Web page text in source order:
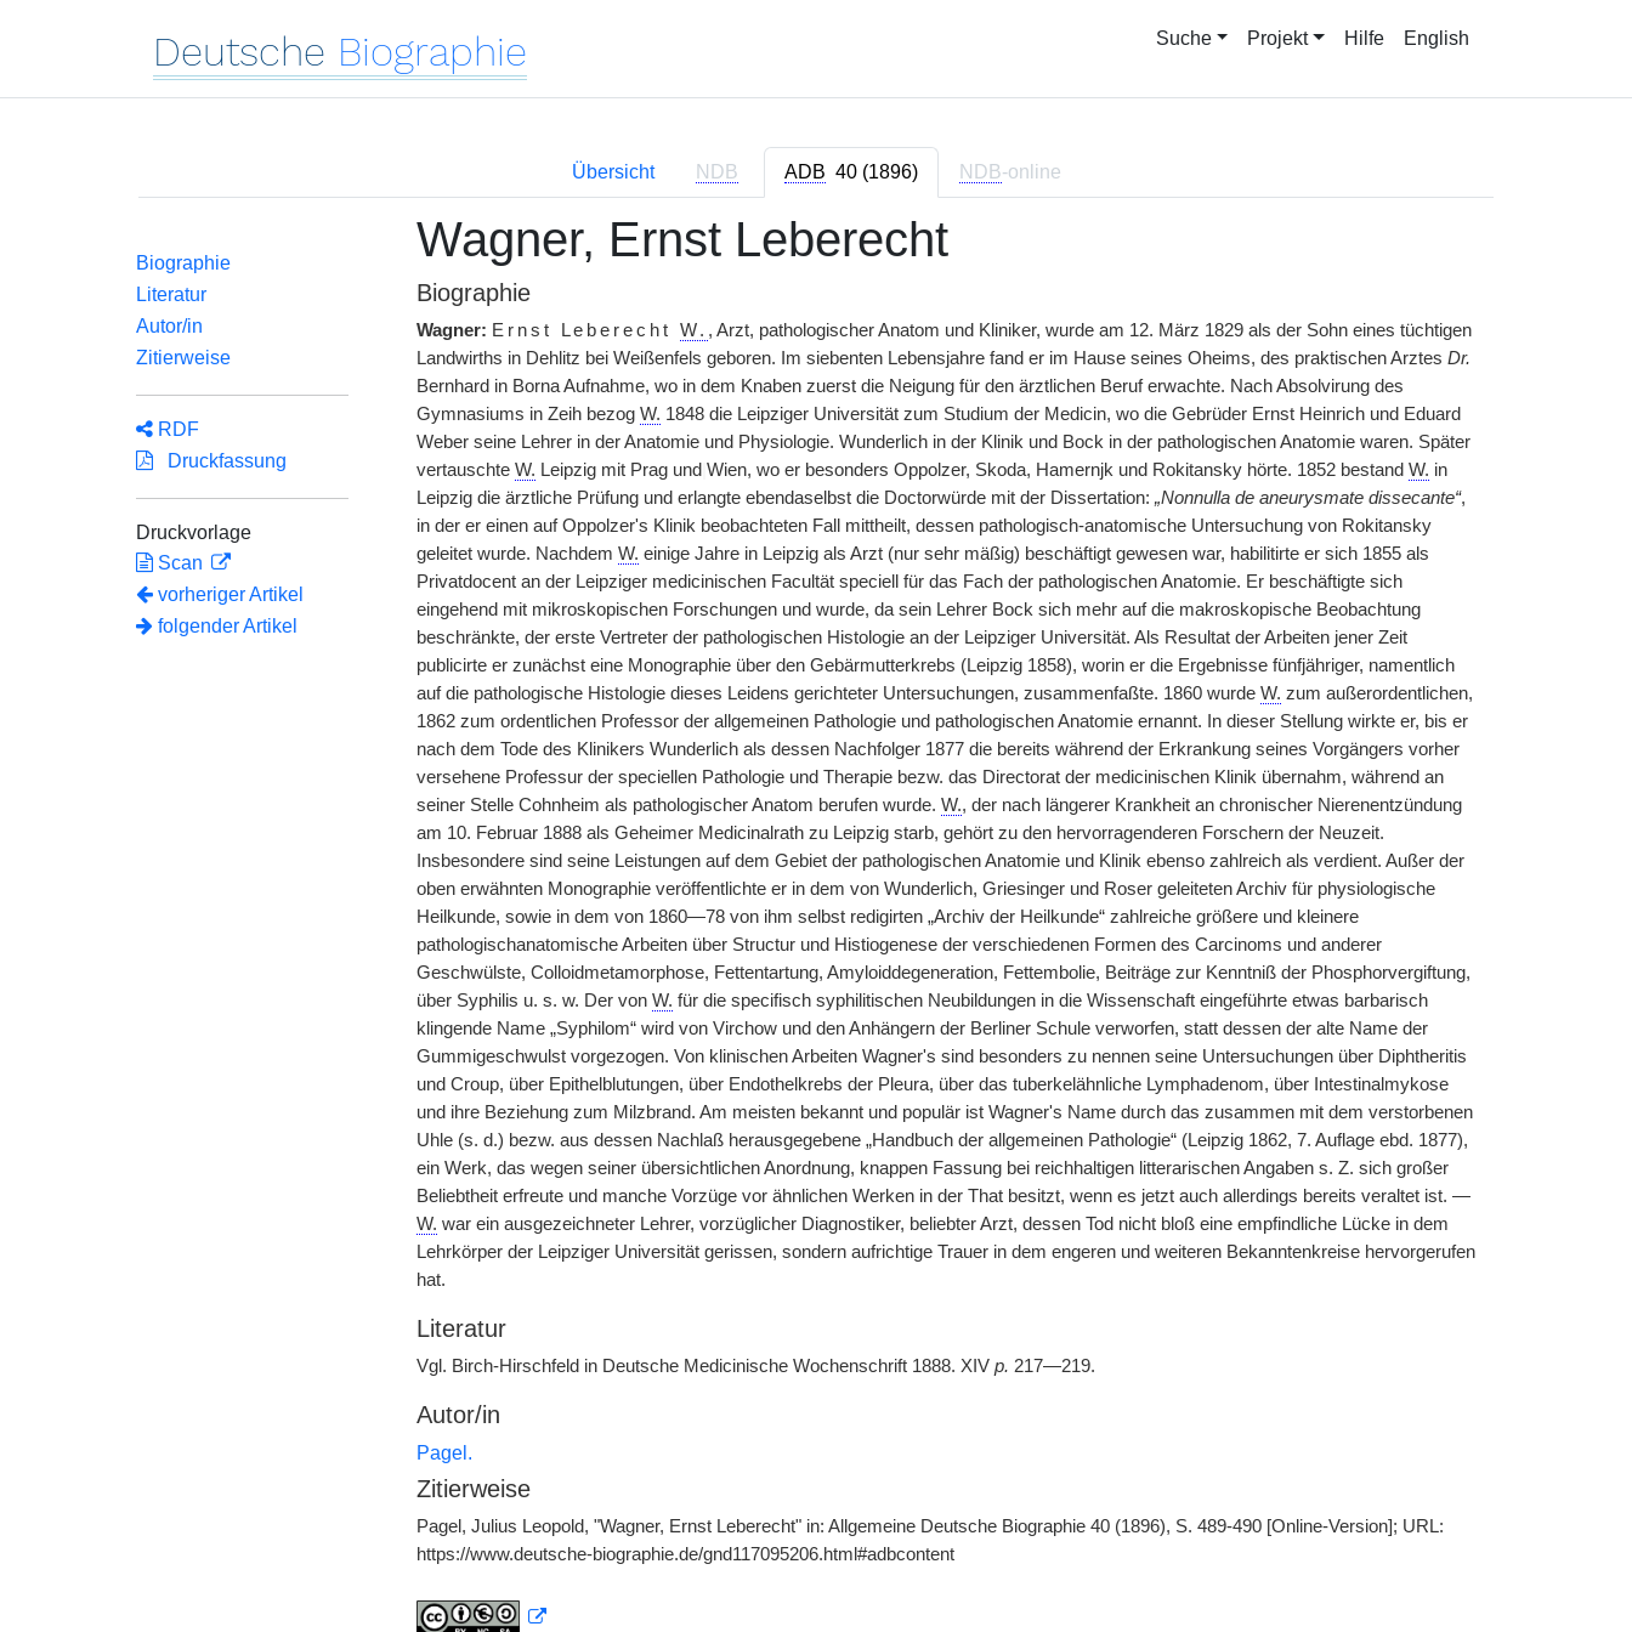
Deutsche Biographie Suche Projekt Hilfe English
Übersicht NDB ADB 40 (1896) NDB-online
Biographie
Literatur
Autor/in
Zitierweise
RDF
Druckfassung
Druckvorlage
Scan
vorheriger Artikel
folgender Artikel
Wagner, Ernst Leberecht
Biographie
Wagner: Ernst LeberechtW. , Arzt, pathologischer Anatom und Kliniker, wurde am 12. März 1829 als der Sohn eines tüchtigen
Landwirths in Dehlitz bei Weißenfels geboren. Im siebenten Lebensjahre fand er im Hause seines Oheims, des praktischen Arztes Dr.
Bernhard in Borna Aufnahme, wo in dem Knaben zuerst die Neigung für den ärztlichen Beruf erwachte. Nach Absolvirung des
Gymnasiums in Zeih bezog W. 1848 die Leipziger Universität zum Studium der Medicin, wo die Gebrüder Ernst Heinrich und Eduard
Weber seine Lehrer in der Anatomie und Physiologie. Wunderlich in der Klinik und Bock in der pathologischen Anatomie waren. Später
vertauschte W. Leipzig mit Prag und Wien, wo er besonders Oppolzer, Skoda, Hamernjk und Rokitansky hörte. 1852 bestand W. in
Leipzig die ärztliche Prüfung und erlangte ebendaselbst die Doctorwürde mit der Dissertation: „Nonnulla de aneurysmate dissecante“,
in der er einen auf Oppolzer's Klinik beobachteten Fall mittheilt, dessen pathologisch-anatomische Untersuchung von Rokitansky
geleitet wurde. Nachdem W. einige Jahre in Leipzig als Arzt (nur sehr mäßig) beschäftigt gewesen war, habilitirte er sich 1855 als
Privatdocent an der Leipziger medicinischen Facultät speciell für das Fach der pathologischen Anatomie. Er beschäftigte sich
eingehend mit mikroskopischen Forschungen und wurde, da sein Lehrer Bock sich mehr auf die makroskopische Beobachtung
beschränkte, der erste Vertreter der pathologischen Histologie an der Leipziger Universität. Als Resultat der Arbeiten jener Zeit
publicirte er zunächst eine Monographie über den Gebärmutterkrebs (Leipzig 1858), worin er die Ergebnisse fünfjähriger, namentlich
auf die pathologische Histologie dieses Leidens gerichteter Untersuchungen, zusammenfaßte. 1860 wurde W. zum außerordentlichen,
1862 zum ordentlichen Professor der allgemeinen Pathologie und pathologischen Anatomie ernannt. In dieser Stellung wirkte er, bis er
nach dem Tode des Klinikers Wunderlich als dessen Nachfolger 1877 die bereits während der Erkrankung seines Vorgängers vorher
versehene Professur der speciellen Pathologie und Therapie bezw. das Directorat der medicinischen Klinik übernahm, während an
seiner Stelle Cohnheim als pathologischer Anatom berufen wurde. W., der nach längerer Krankheit an chronischer Nierenentzündung
am 10. Februar 1888 als Geheimer Medicinalrath zu Leipzig starb, gehört zu den hervorragenderen Forschern der Neuzeit.
Insbesondere sind seine Leistungen auf dem Gebiet der pathologischen Anatomie und Klinik ebenso zahlreich als verdient. Außer der
oben erwähnten Monographie veröffentlichte er in dem von Wunderlich, Griesinger und Roser geleiteten Archiv für physiologische
Heilkunde, sowie in dem von 1860—78 von ihm selbst redigirten „Archiv der Heilkunde“ zahlreiche größere und kleinere
pathologischanatomische Arbeiten über Structur und Histiogenese der verschiedenen Formen des Carcinoms und anderer
Geschwülste, Colloidmetamorphose, Fettentartung, Amyloiddegeneration, Fettembolie, Beiträge zur Kenntniß der Phosphorvergiftung,
über Syphilis u. s. w. Der von W. für die specifisch syphilitischen Neubildungen in die Wissenschaft eingeführte etwas barbarisch
klingende Name „Syphilom“ wird von Virchow und den Anhängern der Berliner Schule verworfen, statt dessen der alte Name der
Gummigeschwulst vorgezogen. Von klinischen Arbeiten Wagner's sind besonders zu nennen seine Untersuchungen über Diphtheritis
und Croup, über Epithelblutungen, über Endothelkrebs der Pleura, über das tuberkelähnliche Lymphadenom, über Intestinalmykose
und ihre Beziehung zum Milzbrand. Am meisten bekannt und populär ist Wagner's Name durch das zusammen mit dem verstorbenen
Uhle (s. d.) bezw. aus dessen Nachlaß herausgegebene „Handbuch der allgemeinen Pathologie“ (Leipzig 1862, 7. Auflage ebd. 1877),
ein Werk, das wegen seiner übersichtlichen Anordnung, knappen Fassung bei reichhaltigen litterarischen Angaben s. Z. sich großer
Beliebtheit erfreute und manche Vorzüge vor ähnlichen Werken in der That besitzt, wenn es jetzt auch allerdings bereits veraltet ist. —
W. war ein ausgezeichneter Lehrer, vorzüglicher Diagnostiker, beliebter Arzt, dessen Tod nicht bloß eine empfindliche Lücke in dem
Lehrkörper der Leipziger Universität gerissen, sondern aufrichtige Trauer in dem engeren und weiteren Bekanntenkreise hervorgerufen
hat.
Literatur
Vgl. Birch-Hirschfeld in Deutsche Medicinische Wochenschrift 1888. XIV p. 217—219.
Autor/in
Pagel.
Zitierweise
Pagel, Julius Leopold, "Wagner, Ernst Leberecht" in: Allgemeine Deutsche Biographie 40 (1896), S. 489-490 [Online-Version]; URL:
https://www.deutsche-biographie.de/gnd117095206.html#adbcontent